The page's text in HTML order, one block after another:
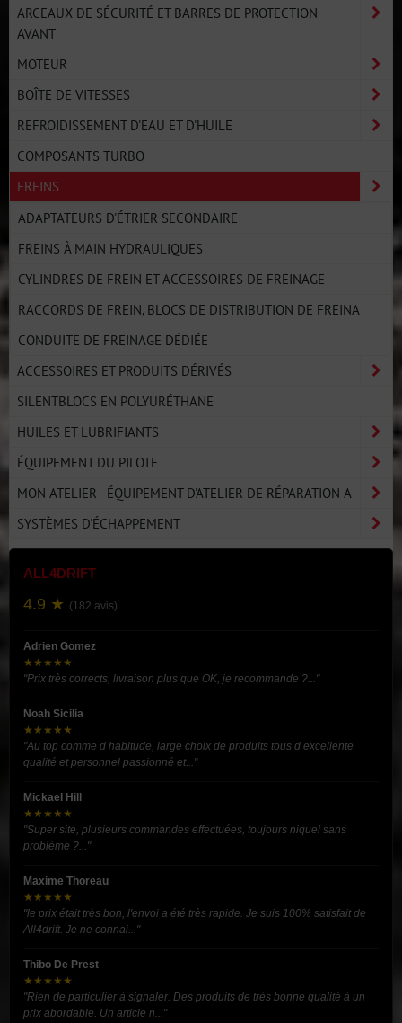
ARCEAUX DE SÉCURITÉ ET BARRES DE PROTECTION
AVANT
MOTEUR
BOÎTE DE VITESSES
REFROIDISSEMENT D'EAU ET D'HUILE
COMPOSANTS TURBO
FREINS
ADAPTATEURS D'ÉTRIER SECONDAIRE
FREINS À MAIN HYDRAULIQUES
CYLINDRES DE FREIN ET ACCESSOIRES DE FREINAGE
RACCORDS DE FREIN, BLOCS DE DISTRIBUTION DE FREINA
CONDUITE DE FREINAGE DÉDIÉE
ACCESSOIRES ET PRODUITS DÉRIVÉS
SILENTBLOCS EN POLYURÉTHANE
HUILES ET LUBRIFIANTS
ÉQUIPEMENT DU PILOTE
MON ATELIER - ÉQUIPEMENT D'ATELIER DE RÉPARATION A
SYSTÈMES D'ÉCHAPPEMENT
ALL4DRIFT
4.9 ★ (182 avis)
Adrien Gomez
★★★★★
"Prix très corrects, livraison plus que OK, je recommande ?..."
Noah Sicilia
★★★★★
"Au top comme d habitude, large choix de produits tous d excellente
qualité et personnel passionné et..."
Mickael Hill
★★★★★
"Super site, plusieurs commandes effectuées, toujours niquel sans
problème ?..."
Maxime Thoreau
★★★★★
"le prix était très bon, l'envoi a été très rapide. Je suis 100% satisfait de
All4drift. Je ne connai..."
Thibo De Prest
★★★★★
"Rien de particulier à signaler. Des produits de très bonne qualité à un
prix abordable. Un article n..."